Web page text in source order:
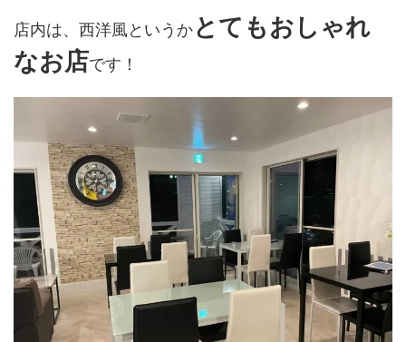
店内は、西洋風というかとてもおしゃれ
なお店です！